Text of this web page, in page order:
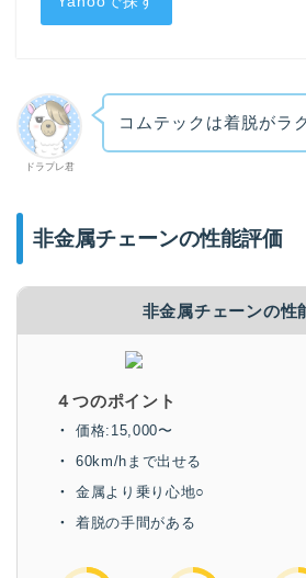
ドラプレ君
コムテックは着脱がラ
非金属チェーンの性能評価
非金属チェーンの性
４つのポイント
価格:15,000〜
60km/hまで出せる
金属より乗り心地○
着脱の手間がある